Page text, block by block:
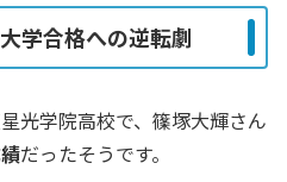
学合格への逆転劇
光学院高校で、篠塚大輝さん
だったそうです。